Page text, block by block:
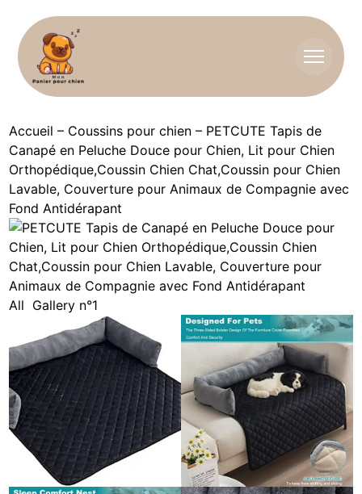
Accueil – Coussins pour chien – PETCUTE Tapis de
Canapé en Peluche Douce pour Chien, Lit pour Chien
Orthopédique,Coussin Chien Chat,Coussin pour Chien
Lavable, Couverture pour Animaux de Compagnie avec
Fond Antidérapant
All Gallery n°1